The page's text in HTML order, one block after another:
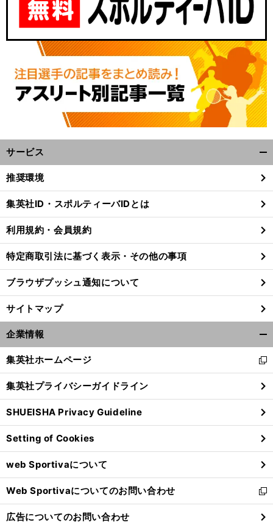
サービス
閉
る
推奨環境
集英社ID・スポルティーバIDとは
利用規約・会員規約
特定商取引法に基づく表示・その他の事項
ブラウザプッシュ通知について
サイトマップ
企業情報
閉
る
集英社ホームページ
新
し
い
ウ
ィ
ン
ド
ウ
で
開
く
集英社プライバシーガイドライン
SHUEISHA Privacy Guideline
Setting of Cookies
web Sportivaについて
Web Sportivaについてのお問い合わせ
新
し
い
広告についてのお問い合わせ